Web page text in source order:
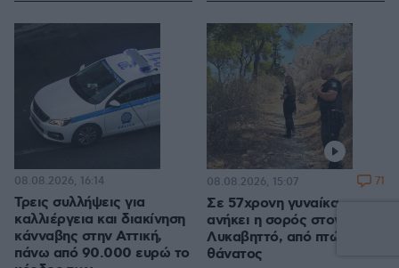
Τρεις συλλήψεις για
καλλιέργεια και διακίνηση
κάνναβης στην Αττική,
πάνω από 90.000 ευρώ το
08.08.2026, 16:14
Σε 57χρονη γυναίκα
ανήκει η σορός στον
Λυκαβηττό, από πτώση ο
θάνατος
08.08.2026, 15:07 71